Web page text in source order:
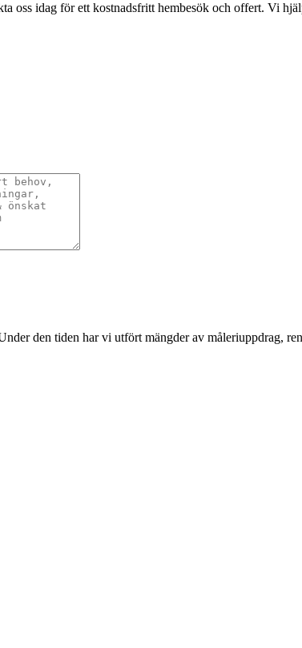
idag för ett kostnadsfritt hembesök och offert. Vi
den tiden har vi utfört mängder av måleriuppdrag,